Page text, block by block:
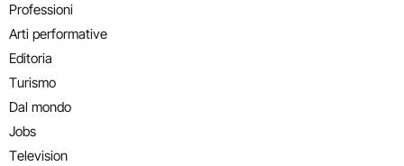
Professioni
Arti performative
Editoria
Turismo
Dal mondo
Jobs
Television